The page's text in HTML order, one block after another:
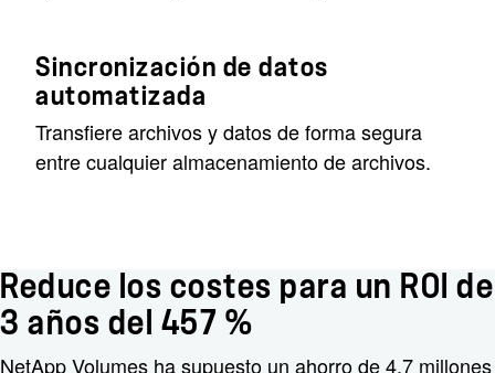
Sincronización de datos
automatizada
Transfiere archivos y datos de forma segura
entre cualquier almacenamiento de archivos.
Reduce los costes para un ROI de
3 años del 457 %
NetApp Volumes ha supuesto un ahorro de 4,7 millones